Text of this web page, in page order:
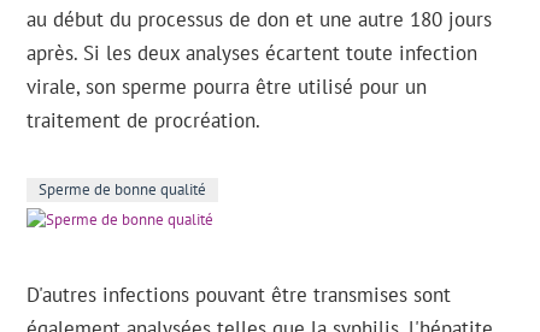
au début du processus de don et une autre 180 jours
après. Si les deux analyses écartent toute infection
virale, son sperme pourra être utilisé pour un
traitement de procréation.
Sperme de bonne qualité
D'autres infections pouvant être transmises sont